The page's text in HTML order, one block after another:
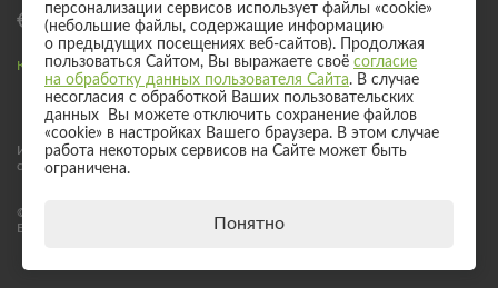
€ 95,00 / 101,00
Курс валют для безналичного обмена
Информация о процентных ставках по договорам банковского вклада
с физическими лицами
© 2017 - 2026 АО «Банк Русский Стандарт». Универсальная лицензия
Банка России № 2289 выдана бессрочно 04 сентября 2024 года.
персонализации сервисов использует файлы «cookie»
(небольшие файлы, содержащие информацию
о предыдущих посещениях веб-сайтов). Продолжая
пользоваться Сайтом, Вы выражаете своё согласие
на обработку данных пользователя Сайта. В случае
несогласия с обработкой Ваших пользовательских
данных Вы можете отключить сохранение файлов
«cookie» в настройках Вашего браузера. В этом случае
работа некоторых сервисов на Сайте может быть
ограничена.
Понятно